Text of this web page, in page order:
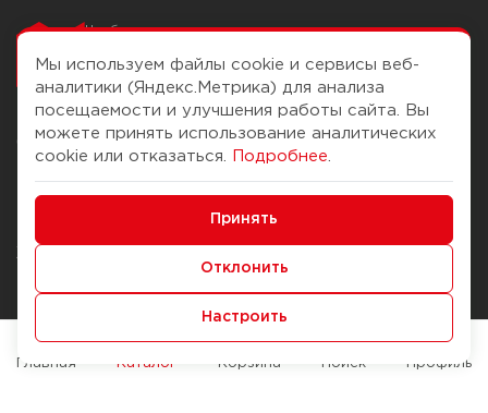
Чтобы вам легко
О компании
История Компании
Журнал
Наши марки
Брендирование
Помощь
Доставка и оплата
Способы оплаты
Служба контроля качества
Мы используем файлы cookie и сервисы веб-
аналитики (Яндекс.Метрика) для анализа
посещаемости и улучшения работы сайта. Вы
можете принять использование аналитических
cookie или отказаться.
Подробнее
Принять
Отклонить
Настроить
Главная Каталог Корзина Поиск Профиль